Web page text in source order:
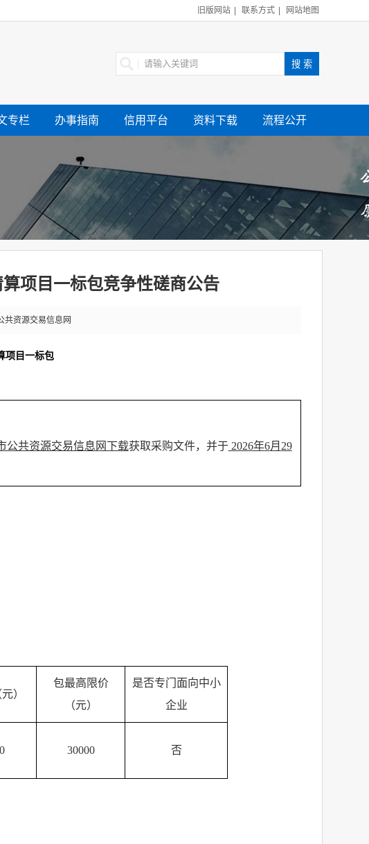
旧版网站 联系方式 网站地图
专栏 办事指南 信用平台 资料下载 流程公开
项目一标包竞争性磋商公告
共资源交易信息网
项目一标包
公共资源交易信息网下载获取采购文件，并于2026年6月 29
）
包最高限价
（元）
是否专门面向中小
企业
30000 否